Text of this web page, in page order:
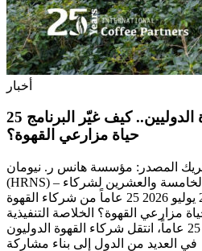
أخبار
25 عاماً من شركاء القهوة الدوليين.. كيف غيّر البرنامج
حياة مزارعي القهوة؟
تريك المصدر: مؤسسة هانس ر. نيومان
(HRNS) – تقرير الذكرى السنوية الخامسة والعشرين لشركاء
القهوة الدوليين التاريخ: 23 يوليو 2026 25 عاماً من شركاء القهوة
مزارعي القهوة؟ الخلاصة التنفيذية
على مدى 25 عاماً، انتقل شركاء القهوة الدوليون (ICP) من العمل
في العديد من الدول إلى بناء مشاركة